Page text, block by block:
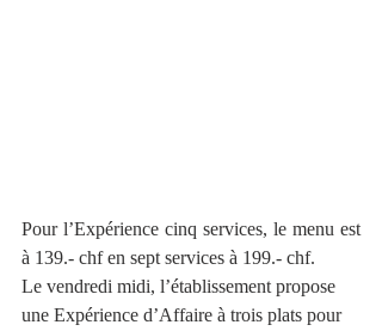
Pour l’Expérience cinq services, le menu est
à 139.- chf en sept services à 199.- chf.
Le vendredi midi, l’établissement propose
une Expérience d’Affaire à trois plats pour